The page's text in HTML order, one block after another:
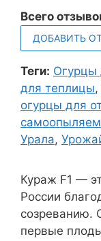
Всего
ДОБАВИТЬ
Теги: Огурцы
для теплицы,
огурцы для
Урала,
Кураж F1 —
России
созреванию.
первые